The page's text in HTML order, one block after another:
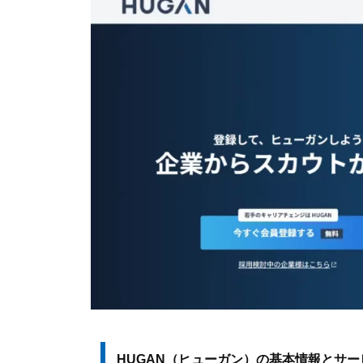
HUGAN（ヒューガン）の基本情報とサ